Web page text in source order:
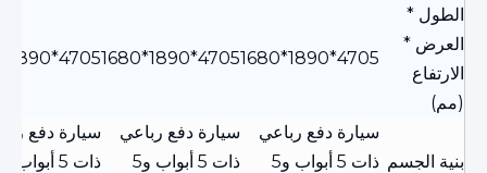
الطول *
العرض *
الارتفاع
(مم)
4705*1890*1680
4705*1890*1680
4705*1890*1680
بنية الجسم
سيارة دفع رباعي
ذات 5 أبواب و5
سيارة دفع رباعي
ذات 5 أبواب و5
سيارة دفع